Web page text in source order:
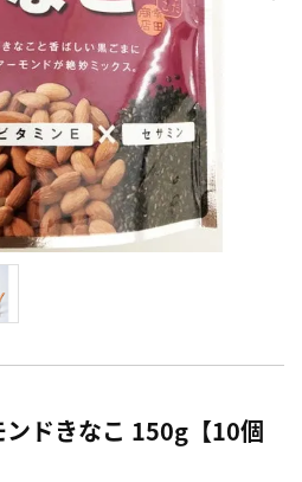
ドきなこ 150g【10個